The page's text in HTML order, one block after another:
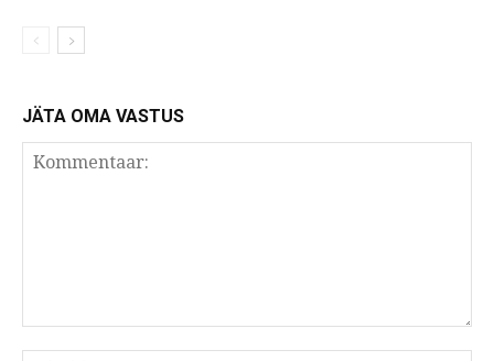
JÄTA OMA VASTUS